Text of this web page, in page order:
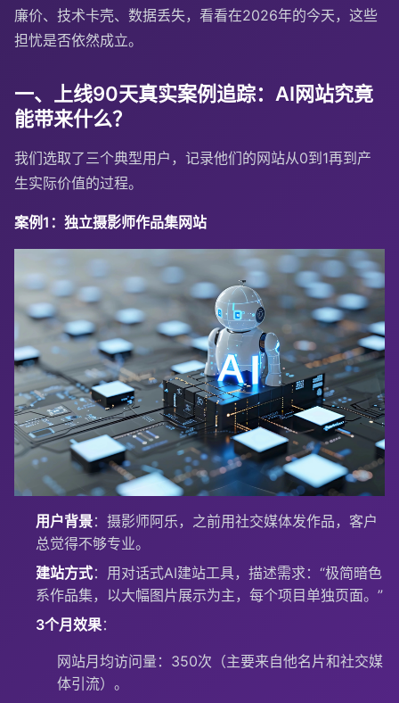
廉价、技术卡壳、数据丢失，看看在2026年的今天，这些
担忧是否依然成立。
一、上线90天真实案例追踪：AI网站究竟
能带来什么？
我们选取了三个典型用户，记录他们的网站从0到1再到产
生实际价值的过程。
案例1：独立摄影师作品集网站
用户背景：摄影师阿乐，之前用社交媒体发作品，客户
总觉得不够专业。
建站方式：用对话式AI建站工具，描述需求：“极简暗色
系作品集，以大幅图片展示为主，每个项目单独页面。”
3个月效果：
网站月均访问量：350次（主要来自他名片和社交媒
体引流）。